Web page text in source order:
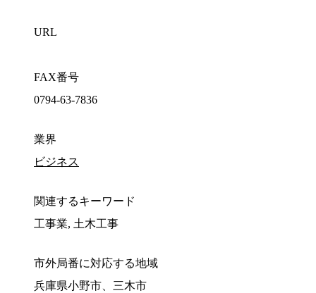
URL
FAX番号
0794-63-7836
業界
ビジネス
関連するキーワード
工事業, 土木工事
市外局番に対応する地域
兵庫県小野市、三木市